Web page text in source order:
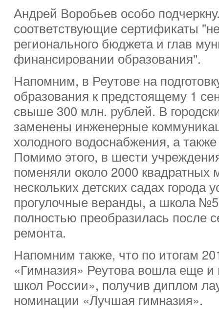
Андрей Воробьев особо
соответствующие сертификаты
регионального бюджета и глав
финансировании образования".
Напомним, в Реутове на
образования к предстоящему 1
свыше 300 млн. рублей. В
заменены инженерные
холодного водоснабжения, а
Помимо этого, в шести
поменяли около 2000 квадратных
нескольких детских садах города
прогулочные веранды, а школа №5
полностью преобразилась после
ремонта.
Напомним также, что по итогам
«Гимназия» Реутова вошла еще и
школ России», получив диплом
номинации «Лучшая гимназия».